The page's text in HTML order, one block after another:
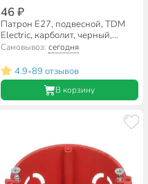
46 ₽
Патрон E27, подвесной, TDM
Electric, карболит, черный,
SQ0335-0001
Самовывоз: сегодня
4.9•89 отзывов
В корзину